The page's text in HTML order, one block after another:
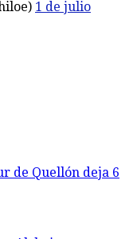
1 de julio
de Quellón deja 6